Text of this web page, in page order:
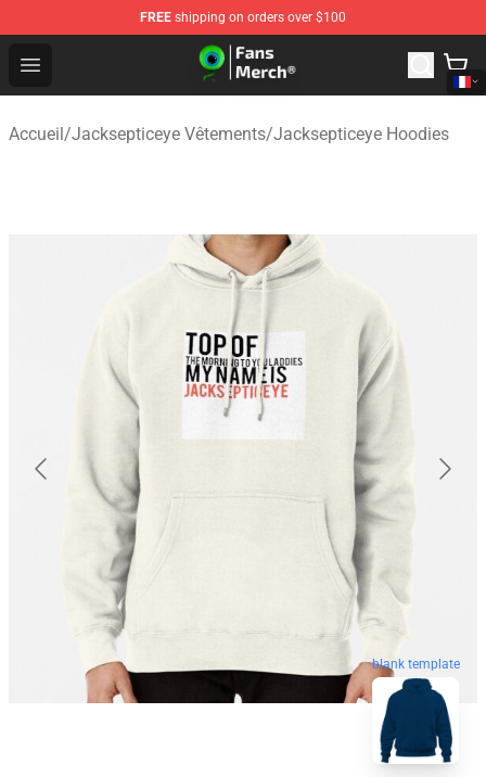
FREE shipping on orders over $100
Open menu
Jacksepticeye Store - Official Jacksepticeye
Accueil/Jacksepticeye Vêtements/Jacksepticeye Hoodies
blank template